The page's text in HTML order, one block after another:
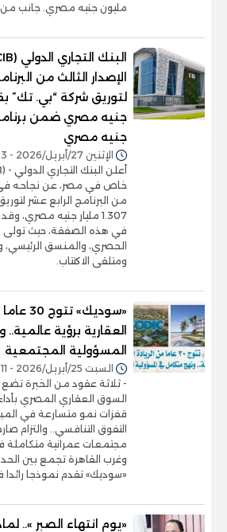
مليون جنيه مصري. جانب من
الإصدار الثالث من
جنيه مصري
الإثنين 27/أبريل/2026 - 03:53 م
خاص في مصر، عن نجاحه في
من البرنامج الرابع عشر
1.307 مليار جنيه مصري،
في هذه الصفقة، حيث تولى
الحصري، والمنسق الرئيسي،
ومتلقى الاكتتاب.
«سوديك»
العقارية برؤية
المسؤولية المجتمعية
السبت 25/أبريل/2026 - 02:11 م
- ثلاثة عقود من الخبرة
السوق العقاري المصري
قفزات نمو متسارعة في
التفوق التنافسي.. والتزام
مجتمعات عمرانية
وغرب القاهرة تجمع بين
«سوديك» تقدم نموذجا رائدا
«يوم انتهاء الصبر »..